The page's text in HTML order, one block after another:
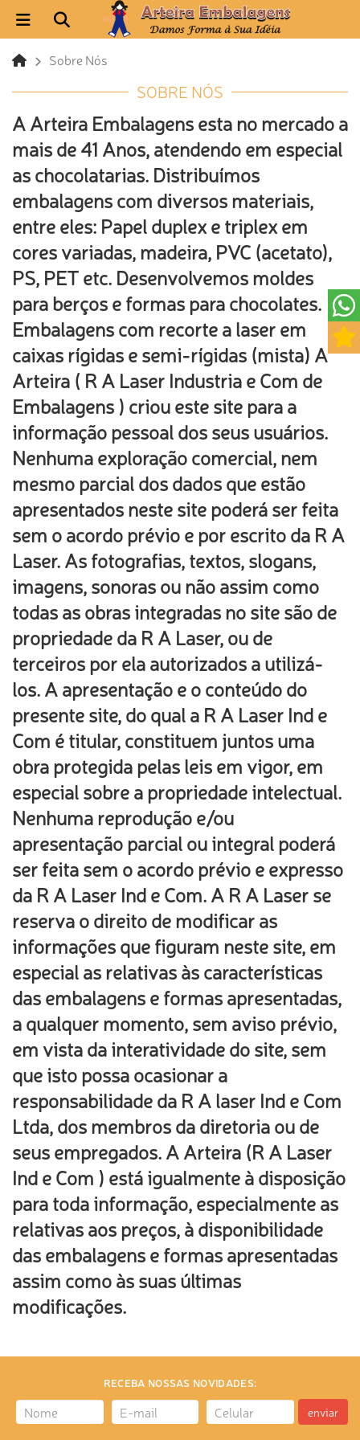
Sobre Nós
SOBRE NÓS
A Arteira Embalagens esta no mercado a
mais de 41 Anos, atendendo em especial
as chocolatarias. Distribuímos
embalagens com diversos materiais,
entre eles: Papel duplex e triplex em
cores variadas, madeira, PVC (acetato),
PS, PET etc. Desenvolvemos moldes
para berços e formas para chocolates.
Embalagens com recorte a laser em
caixas rígidas e semi-rígidas (mista) A
Arteira ( R A Laser Industria e Com de
Embalagens ) criou este site para a
informação pessoal dos seus usuários.
Nenhuma exploração comercial, nem
mesmo parcial dos dados que estão
apresentados neste site poderá ser feita
sem o acordo prévio e por escrito da R A
Laser. As fotografias, textos, slogans,
imagens, sonoras ou não assim como
todas as obras integradas no site são de
propriedade da R A Laser, ou de
terceiros por ela autorizados a utilizá-
los. A apresentação e o conteúdo do
presente site, do qual a R A Laser Ind e
Com é titular, constituem juntos uma
obra protegida pelas leis em vigor, em
especial sobre a propriedade intelectual.
Nenhuma reprodução e/ou
apresentação parcial ou integral poderá
ser feita sem o acordo prévio e expresso
da R A Laser Ind e Com. A R A Laser se
reserva o direito de modificar as
informações que figuram neste site, em
especial as relativas às características
das embalagens e formas apresentadas,
a qualquer momento, sem aviso prévio,
em vista da interatividade do site, sem
que isto possa ocasionar a
responsabilidade da R A laser Ind e Com
Ltda, dos membros da diretoria ou de
seus empregados. A Arteira (R A Laser
Ind e Com ) está igualmente à disposição
para toda informação, especialmente as
relativas aos preços, à disponibilidade
das embalagens e formas apresentadas
assim como às suas últimas
modificações.
RECEBA NOSSAS NOVIDADES:
enviar